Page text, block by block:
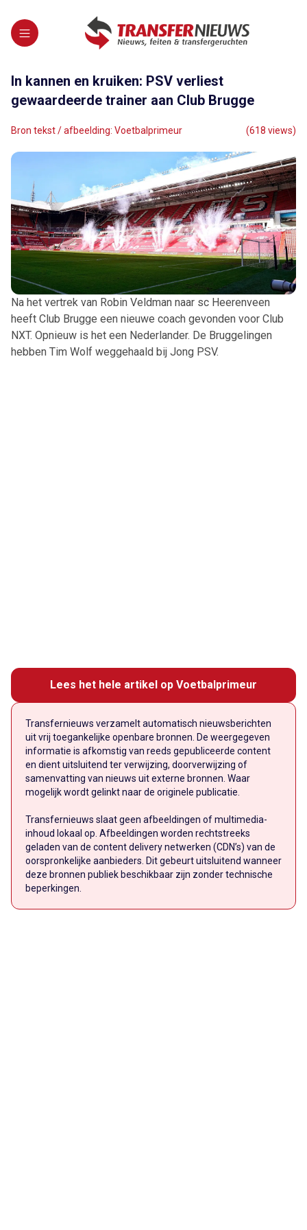
In kannen en kruiken: PSV verliest
gewaardeerde trainer aan Club Brugge
Bron tekst / afbeelding: Voetbalprimeur (618 views)
Na het vertrek van Robin Veldman naar sc Heerenveen
heeft Club Brugge een nieuwe coach gevonden voor Club
NXT. Opnieuw is het een Nederlander. De Bruggelingen
hebben Tim Wolf weggehaald bij Jong PSV.
Lees het hele artikel op Voetbalprimeur
Transfernieuws verzamelt automatisch nieuwsberichten
uit vrij toegankelijke openbare bronnen. De weergegeven
informatie is afkomstig van reeds gepubliceerde content
en dient uitsluitend ter verwijzing, doorverwijzing of
samenvatting van nieuws uit externe bronnen. Waar
mogelijk wordt gelinkt naar de originele publicatie.
Transfernieuws slaat geen afbeeldingen of multimedia-
inhoud lokaal op. Afbeeldingen worden rechtstreeks
geladen van de content delivery netwerken (CDN’s) van de
oorspronkelijke aanbieders. Dit gebeurt uitsluitend wanneer
deze bronnen publiek beschikbaar zijn zonder technische
beperkingen.